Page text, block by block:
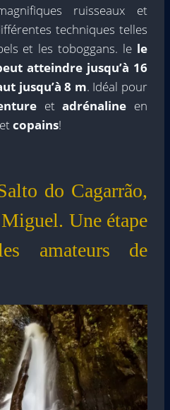
ruisseaux et
techniques telles
et les toboggans. le le
atteindre jusqu’à 16
jusqu’à 8 m. Idéal pour
etadrénaline en
etcopains!
do Cagarrão,
Une étape
amateurs de